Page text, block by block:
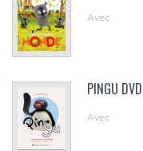
Avec
PINGU DVD
Avec